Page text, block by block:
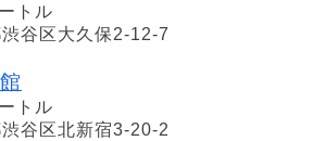
トル
谷区大久保2-12-7
トル
谷区北新宿3-20-2